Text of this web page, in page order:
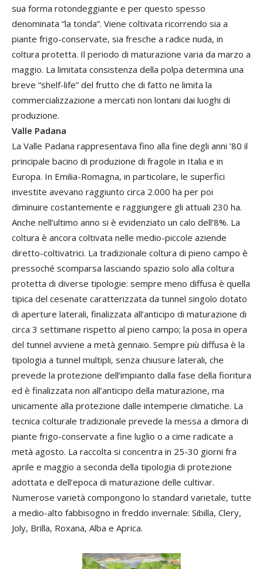
sua forma rotondeggiante e per questo spesso
denominata “la tonda”. Viene coltivata ricorrendo sia a
piante frigo-conservate, sia fresche a radice nuda, in
coltura protetta. Il periodo di maturazione varia da marzo a
maggio. La limitata consistenza della polpa determina una
breve “shelf-life” del frutto che di fatto ne limita la
commercializzazione a mercati non lontani dai luoghi di
produzione.
Valle Padana
La Valle Padana rappresentava fino alla fine degli anni ’80 il
principale bacino di produzione di fragole in Italia e in
Europa. In Emilia-Romagna, in particolare, le superfici
investite avevano raggiunto circa 2.000 ha per poi
diminuire costantemente e raggiungere gli attuali 230 ha.
Anche nell’ultimo anno si è evidenziato un calo dell’8%. La
coltura è ancora coltivata nelle medio-piccole aziende
diretto-coltivatrici. La tradizionale coltura di pieno campo è
pressoché scomparsa lasciando spazio solo alla coltura
protetta di diverse tipologie: sempre meno diffusa è quella
tipica del cesenate caratterizzata da tunnel singolo dotato
di aperture laterali, finalizzata all’anticipo di maturazione di
circa 3 settimane rispetto al pieno campo; la posa in opera
del tunnel avviene a metà gennaio. Sempre più diffusa è la
tipologia a tunnel multipli, senza chiusure laterali, che
prevede la protezione dell’impianto dalla fase della fioritura
ed è finalizzata non all’anticipo della maturazione, ma
unicamente alla protezione dalle intemperie climatiche. La
tecnica colturale tradizionale prevede la messa a dimora di
piante frigo-conservate a fine luglio o a cime radicate a
metà agosto. La raccolta si concentra in 25-30 giorni fra
aprile e maggio a seconda della tipologia di protezione
adottata e dell’epoca di maturazione delle cultivar.
Numerose varietà compongono lo standard varietale, tutte
a medio-alto fabbisogno in freddo invernale: Sibilla, Clery,
Joly, Brilla, Roxana, Alba e Aprica.